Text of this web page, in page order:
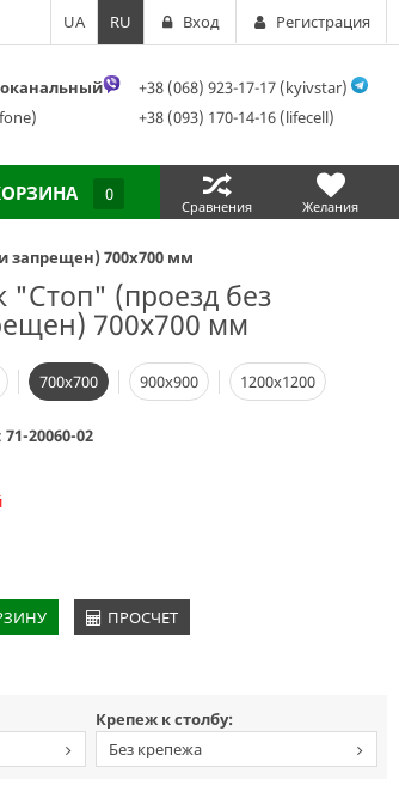
запрещен) 700х700 мм
(проезд без
700х700 мм
700х700 900х900 1200х1200
71-20060-02
ПРОСЧЕТ
Крепеж к столбу:
Без крепежа
UA RU Вход Регистрация
+38 (068) 923-17-17 (kyivstar)
+38 (093) 170-14-16 (lifecell)
0
Сравнения Желания